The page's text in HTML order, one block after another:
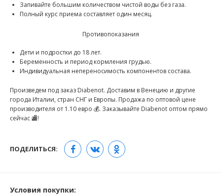
Запивайте большим количеством чистой воды без газа.
Полный курс приема составляет один месяц.
Противопоказания
Дети и подростки до 18 лет.
Беременность и период кормления грудью.
Индивидуальная непереносимость компонентов состава.
Произведем под заказ Diabenot. Доставим в Венецию и другие
города Италии, стран СНГ и Европы. Продажа по оптовой цене
производителя от 1.10 евро 💰. Заказывайте Diabenot оптом прямо
сейчас 🏬!
ПОДЕЛИТЬСЯ:
Условия покупки: